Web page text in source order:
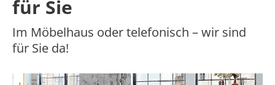
für Sie
Im Möbelhaus oder telefonisch – wir sind
für Sie da!